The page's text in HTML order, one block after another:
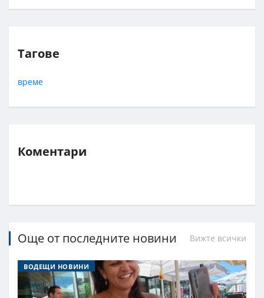
Тагове
време
Коментари
Още от последните новини Вижте всички
ВОДЕЩИ НОВИНИ